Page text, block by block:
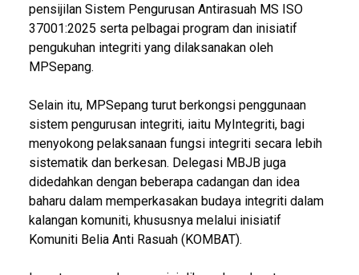
pensijilan Sistem Pengurusan Antirasuah MS ISO
37001:2025 serta pelbagai program dan inisiatif
pengukuhan integriti yang dilaksanakan oleh
MPSepang.
Selain itu, MPSepang turut berkongsi penggunaan
sistem pengurusan integriti, iaitu MyIntegriti, bagi
menyokong pelaksanaan fungsi integriti secara lebih
sistematik dan berkesan. Delegasi MBJB juga
didedahkan dengan beberapa cadangan dan idea
baharu dalam memperkasakan budaya integriti dalam
kalangan komuniti, khususnya melalui inisiatif
Komuniti Belia Anti Rasuah (KOMBAT).